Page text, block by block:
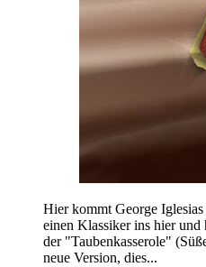
Hier kommt George
einen Klassiker ins hier und
der "Taubenkasserole"
neue Version, dies...